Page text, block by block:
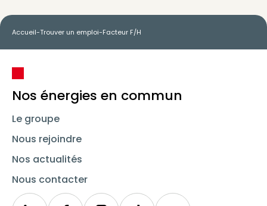
Accueil-Trouver un emploi-Facteur F/H
Nos énergies en commun
Le groupe
Nous rejoindre
Nos actualités
Nous contacter